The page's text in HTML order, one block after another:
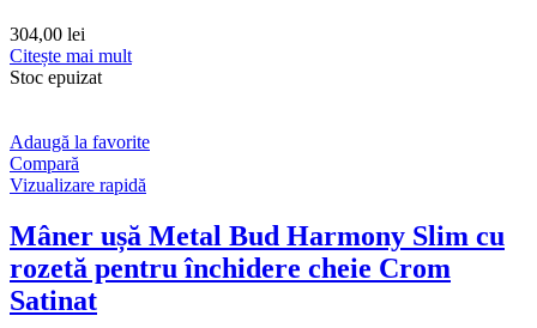
304,00 lei
Citește mai mult
Stoc epuizat
Adaugă la favorite
Compară
Vizualizare rapidă
Mâner ușă Metal Bud Harmony Slim cu
rozetă pentru închidere cheie Crom
Satinat